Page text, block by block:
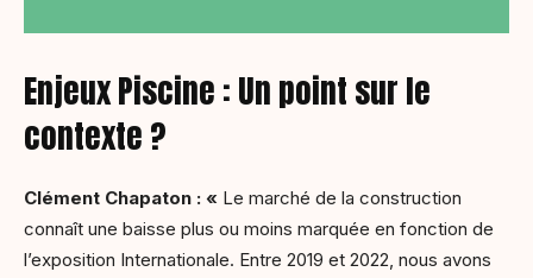
Enjeux Piscine : Un point sur le
contexte ?
Clément Chapaton : « Le marché de la construction
connaît une baisse plus ou moins marquée en fonction de
l’exposition Internationale. Entre 2019 et 2022, nous avons